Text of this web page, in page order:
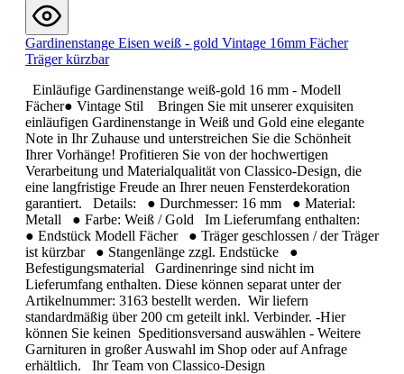
Gardinenstange Eisen weiß - gold Vintage 16mm Fächer
Träger kürzbar
Einläufige Gardinenstange weiß-gold 16 mm - Modell
Fächer● Vintage Stil Bringen Sie mit unserer exquisiten
einläufigen Gardinenstange in Weiß und Gold eine elegante
Note in Ihr Zuhause und unterstreichen Sie die Schönheit
Ihrer Vorhänge! Profitieren Sie von der hochwertigen
Verarbeitung und Materialqualität von Classico-Design, die
eine langfristige Freude an Ihrer neuen Fensterdekoration
garantiert. Details: ● Durchmesser: 16 mm ● Material:
Metall ● Farbe: Weiß / Gold Im Lieferumfang enthalten:
● Endstück Modell Fächer ● Träger geschlossen / der Träger
ist kürzbar ● Stangenlänge zzgl. Endstücke ●
Befestigungsmaterial Gardinenringe sind nicht im
Lieferumfang enthalten. Diese können separat unter der
Artikelnummer: 3163 bestellt werden. Wir liefern
standardmäßig über 200 cm geteilt inkl. Verbinder. -Hier
können Sie keinen Speditionsversand auswählen - Weitere
Garnituren in großer Auswahl im Shop oder auf Anfrage
erhältlich. Ihr Team von Classico-Design